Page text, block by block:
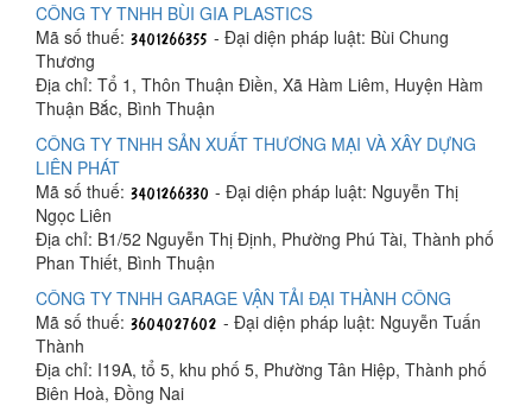
CÔNG TY TNHH BÙI GIA PLASTICS
Mã số thuế:
- Đại diện pháp luật: Bùi Chung
Thương
Địa chỉ: Tổ 1, Thôn Thuận Điền, Xã Hàm Liêm, Huyện Hàm
Thuận Bắc, Bình Thuận
CÔNG TY TNHH SẢN XUẤT THƯƠNG MẠI VÀ XÂY DỰNG
LIÊN PHÁT
Mã số thuế:
- Đại diện pháp luật: Nguyễn Thị
Ngọc Liên
Địa chỉ: B1/52 Nguyễn Thị Định, Phường Phú Tài, Thành phố
Phan Thiết, Bình Thuận
CÔNG TY TNHH GARAGE VẬN TẢI ĐẠI THÀNH CÔNG
Mã số thuế:
- Đại diện pháp luật: Nguyễn Tuấn
Thành
Địa chỉ: I19A, tổ 5, khu phố 5, Phường Tân Hiệp, Thành phố
Biên Hoà, Đồng Nai